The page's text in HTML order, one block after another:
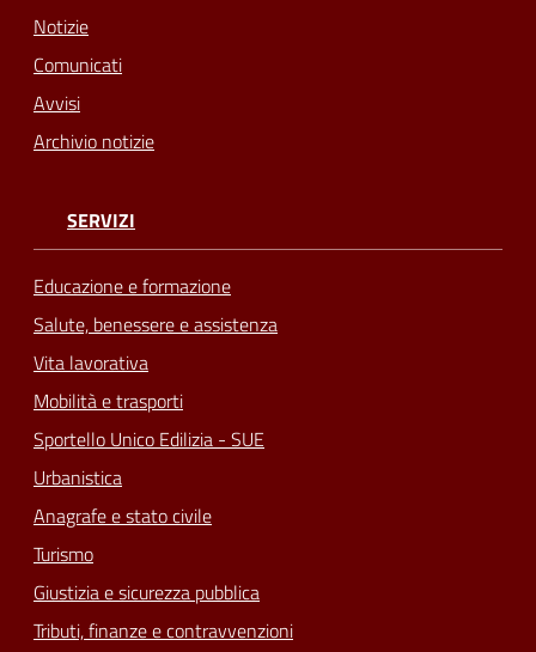
Notizie
Comunicati
Avvisi
Archivio notizie
SERVIZI
Educazione e formazione
Salute, benessere e assistenza
Vita lavorativa
Mobilità e trasporti
Sportello Unico Edilizia - SUE
Urbanistica
Anagrafe e stato civile
Turismo
Giustizia e sicurezza pubblica
Tributi, finanze e contravvenzioni